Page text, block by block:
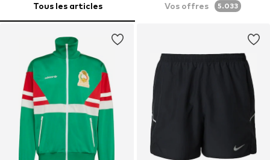
Tous les articles Vos offres 5.033